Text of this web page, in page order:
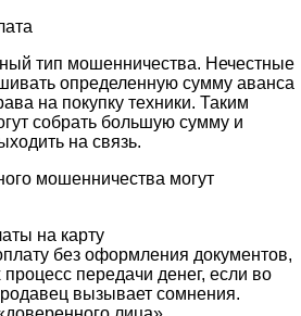
тип мошенничества. Нечестные
определенную сумму аванса
на покупку техники. Таким
собрать большую сумму и
на связь.
мошенничества могут
на карту
без оформления документов,
передачи денег, если во
вызывает сомнения.